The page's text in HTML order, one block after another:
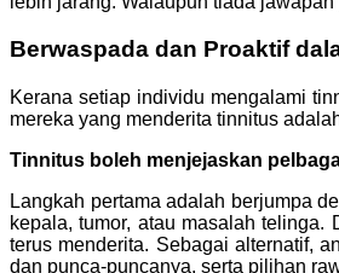
Berwaspada dan Proaktif
Kerana setiap individu mengalami
mereka yang menderita tinnitus
Tinnitus boleh menjejaskan
Langkah pertama adalah berjumpa
kepala, tumor, atau masalah
terus menderita. Sebagai alternatif,
dan punca-puncanya, serta pilihan